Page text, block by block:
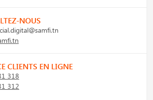
NOUS
CLIENTS EN LIGNE
318
312